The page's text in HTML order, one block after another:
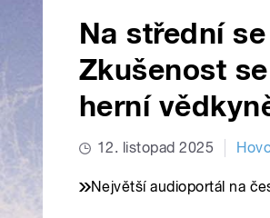
Na střední
Zkušenost
herní
12. listopad 2025
Největší audioportál na